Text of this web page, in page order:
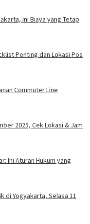
Ini Biaya yang Tetap
Penting dan Lokasi Pos
Commuter Line
2025, Cek Lokasi & Jam
Ini Aturan Hukum yang
di Yogyakarta, Selasa 11